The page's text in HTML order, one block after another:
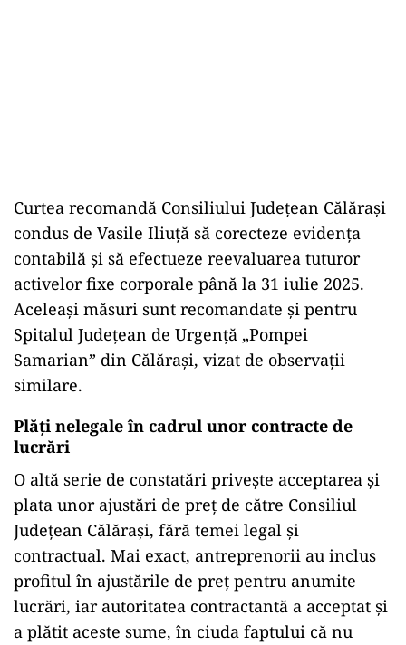
Curtea recomandă Consiliului Județean Călărași
condus de Vasile Iliuță să corecteze evidența
contabilă și să efectueze reevaluarea tuturor
activelor fixe corporale până la 31 iulie 2025.
Aceleași măsuri sunt recomandate și pentru
Spitalul Județean de Urgență „Pompei
Samarian” din Călărași, vizat de observații
similare.
Plăți nelegale în cadrul unor contracte de
lucrări
O altă serie de constatări privește acceptarea și
plata unor ajustări de preț de către Consiliul
Județean Călărași, fără temei legal și
contractual. Mai exact, antreprenorii au inclus
profitul în ajustările de preț pentru anumite
lucrări, iar autoritatea contractantă a acceptat și
a plătit aceste sume, în ciuda faptului că nu